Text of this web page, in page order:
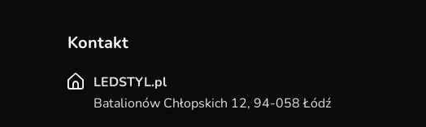
Kontakt
LEDSTYL.pl
Batalionów Chłopskich 12, 94-058 Łódź